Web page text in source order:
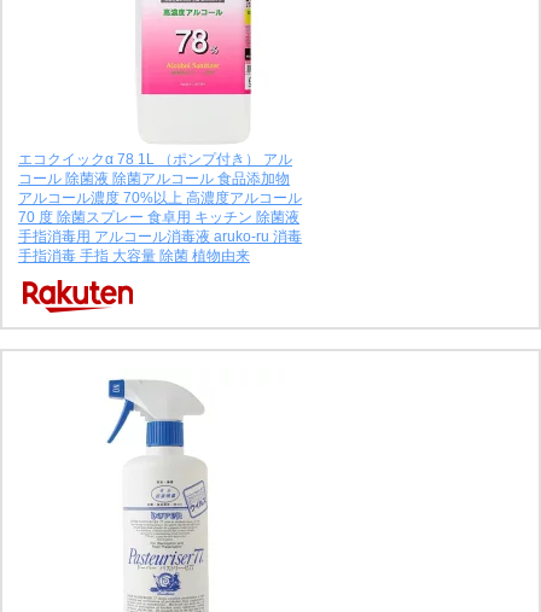
エコクイックα 78 1L （ポンプ付き） アル
コール 除菌液 除菌アルコール 食品添加物
アルコール濃度 70%以上 高濃度アルコール
70 度 除菌スプレー 食卓用 キッチン 除菌液
手指消毒用 アルコール消毒液 aruko-ru 消毒
手指消毒 手指 大容量 除菌 植物由来